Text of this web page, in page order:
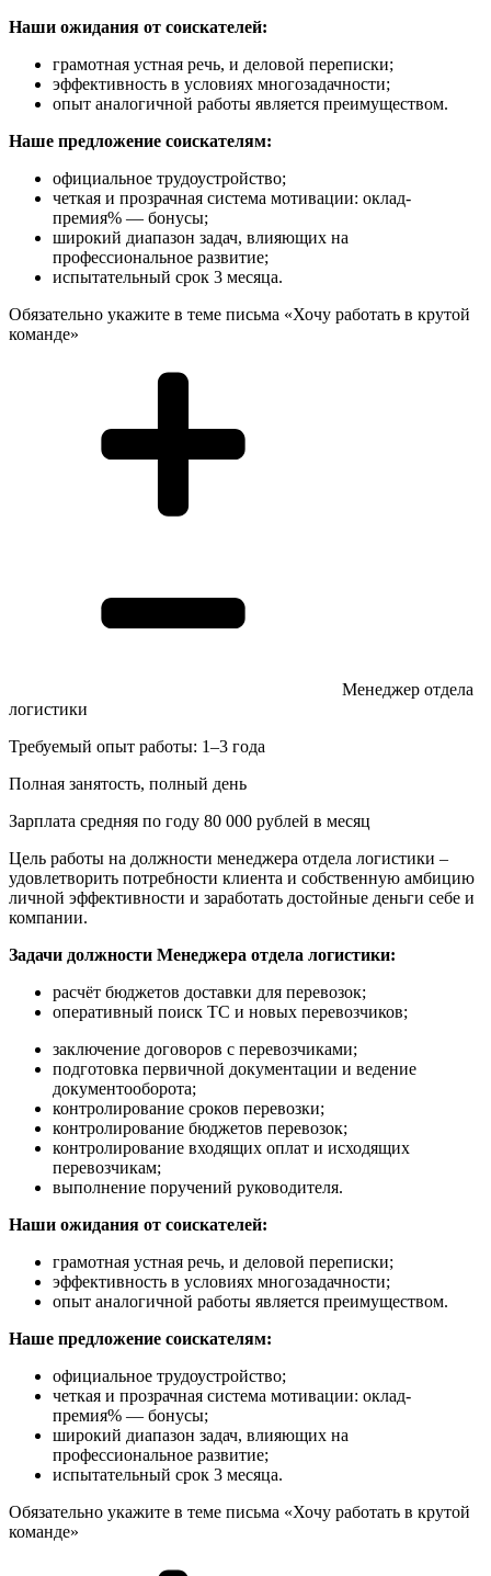
Наши ожидания от соискателей:
грамотная устная речь, и деловой переписки;
эффективность в условиях многозадачности;
опыт аналогичной работы является преимуществом.
Наше предложение соискателям:
официальное трудоустройство;
четкая и прозрачная система мотивации: оклад-
премия% — бонусы;
широкий диапазон задач, влияющих на
профессиональное развитие;
испытательный срок 3 месяца.
Обязательно укажите в теме письма «Хочу работать в крутой
команде»
Менеджер отдела
логистики
Требуемый опыт работы: 1–3 года
Полная занятость, полный день
Зарплата средняя по году 80 000 рублей в месяц
Цель работы на должности менеджера отдела логистики –
удовлетворить потребности клиента и собственную амбицию
личной эффективности и заработать достойные деньги себе и
компании.
Задачи должности Менеджера отдела логистики:
расчёт бюджетов доставки для перевозок;
оперативный поиск ТС и новых перевозчиков;
заключение договоров с перевозчиками;
подготовка первичной документации и ведение
документооборота;
контролирование сроков перевозки;
контролирование бюджетов перевозок;
контролирование входящих оплат и исходящих
перевозчикам;
выполнение поручений руководителя.
Наши ожидания от соискателей:
грамотная устная речь, и деловой переписки;
эффективность в условиях многозадачности;
опыт аналогичной работы является преимуществом.
Наше предложение соискателям:
официальное трудоустройство;
четкая и прозрачная система мотивации: оклад-
премия% — бонусы;
широкий диапазон задач, влияющих на
профессиональное развитие;
испытательный срок 3 месяца.
Обязательно укажите в теме письма «Хочу работать в крутой
команде»